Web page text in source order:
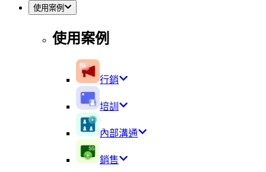
使用案例
使用案例
行銷
培訓
內部溝通
銷售